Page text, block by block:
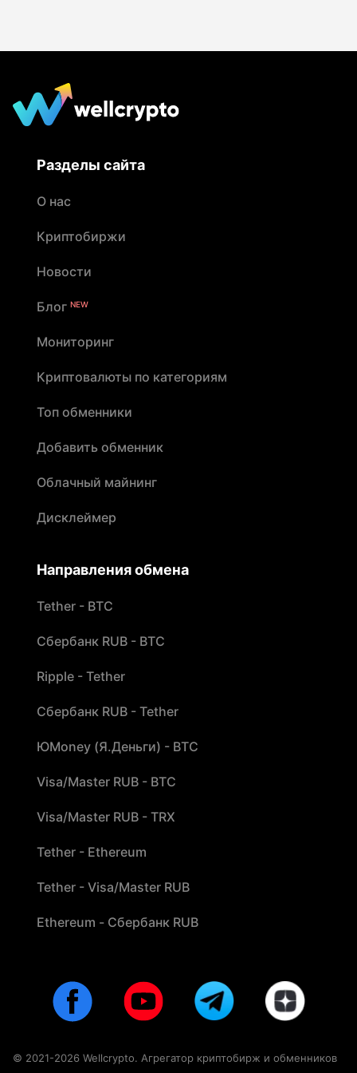
средств до приезда курьера
Разделы сайта
О нас
Криптобиржи
Новости
Блог NEW
Мониторинг
Криптовалюты по категориям
Топ обменники
Добавить обменник
Облачный майнинг
Дисклеймер
Направления обмена
Tether - BTC
Сбербанк RUB - BTC
Ripple - Tether
Сбербанк RUB - Tether
ЮMoney (Я.Деньги) - BTC
Visa/Master RUB - BTC
Visa/Master RUB - TRX
Tether - Ethereum
Tether - Visa/Master RUB
Ethereum - Сбербанк RUB
© 2021-2026 Wellcrypto. Агрегатор криптобирж и обменников